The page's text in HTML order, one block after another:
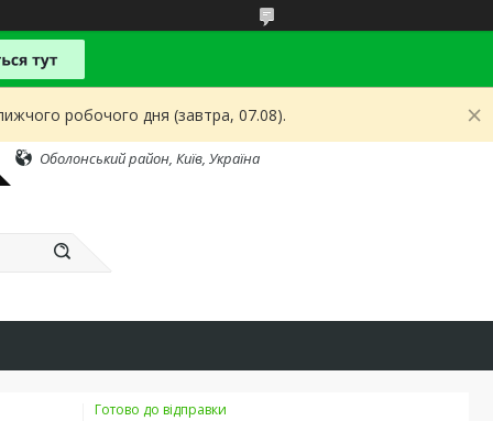
робочого дня (завтра, 07.08).
Оболонський район, Київ, Україна
Готово до відправки